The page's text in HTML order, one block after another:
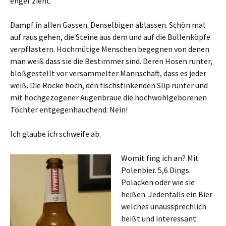
Dampf in allen Gassen. Denselbigen ablassen. Schön mal
auf raus gehen, die Steine aus dem und auf die Bullenköpfe
verpflastern. Hochmütige Menschen begegnen von denen
man weiß dass sie die Bestimmer sind. Deren Hosen runter,
bloßgestellt vor versammelter Mannschaft, dass es jeder
weiß. Die Röcke hoch, den fischstinkenden Slip runter und
mit hochgezogener Augenbraue die hochwohlgeborenen
Töchter entgegenhauchend: Nein!
Ich glaube ich schweife ab.
Womit fing ich an? Mit
Polenbier. 5,6 Dings.
Polacken oder wie sie
heißen. Jedenfalls ein Bier
welches unaussprechlich
heißt und interessant